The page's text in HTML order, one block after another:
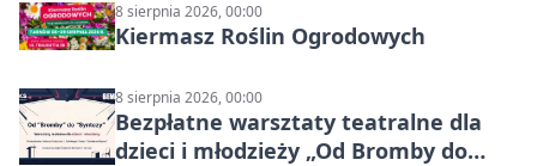
8 sierpnia 2026, 00:00
Kiermasz Roślin Ogrodowych
8 sierpnia 2026, 00:00
Bezpłatne warsztaty teatralne dla
dzieci i młodzieży „Od Bromby do